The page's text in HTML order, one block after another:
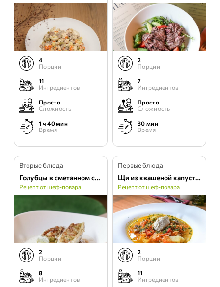
4
Порции
11
Ингредиентов
Просто
Сложность
1 ч 40 мин
Время
2
Порции
7
Ингредиентов
Просто
Сложность
30 мин
Время
Вторые блюда
Голубцы в сметанном соусе
Рецепт от шеф-повара
2
Порции
8
Ингредиентов
Первые блюда
Щи из квашеной капусты с бараниной
Рецепт от шеф-повара
2
Порции
11
Ингредиентов